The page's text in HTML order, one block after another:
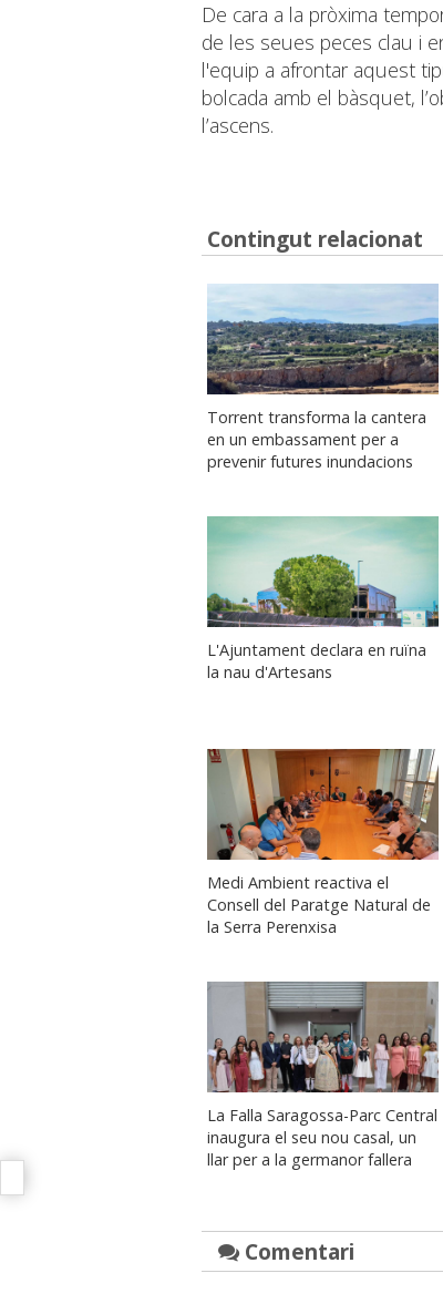
De cara a la pròxima
de les seues peces clau i
l'equip a afrontar aquest
bolcada amb el bàsquet,
l’ascens.
Contingut relacionat
Torrent transforma la cantera
en un embassament per a
prevenir futures inundacions
L'Ajuntament declara en ruïna
la nau d'Artesans
Medi Ambient reactiva el
Consell del Paratge Natural de
la Serra Perenxisa
La Falla Saragossa-Parc Central
inaugura el seu nou casal, un
llar per a la germanor fallera
Comentari